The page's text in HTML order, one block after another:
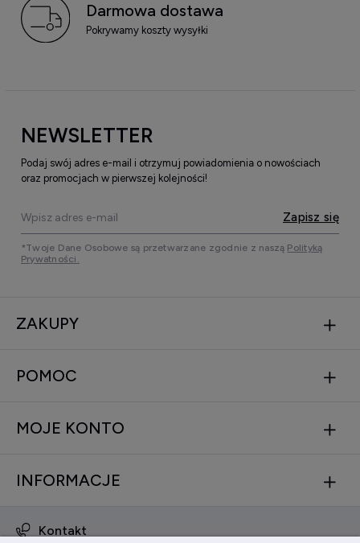
Darmowa dostawa
Pokrywamy koszty wysyłki
NEWSLETTER
Podaj swój adres e-mail i otrzymuj powiadomienia o nowościach
oraz promocjach w pierwszej kolejności!
Zapisz się
*Twoje Dane Osobowe są przetwarzane zgodnie z naszą Polityką
Prywatności.
ZAKUPY
POMOC
MOJE KONTO
INFORMACJE
Kontakt